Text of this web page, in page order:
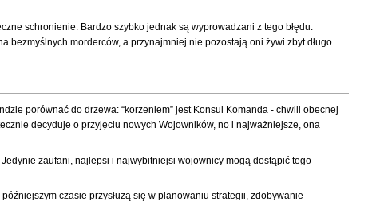
schronienie. Bardzo szybko jednak są wyprowadzani z tego błędu.
bezmyślnych morderców, a przynajmniej nie pozostają oni żywi zbyt długo.
porównać do drzewa: “korzeniem” jest Konsul Komanda - chwili obecnej
decyduje o przyjęciu nowych Wojowników, no i najważniejsze, ona
zaufani, najlepsi i najwybitniejsi wojownicy mogą dostąpić tego
czasie przysłużą się w planowaniu strategii, zdobywanie